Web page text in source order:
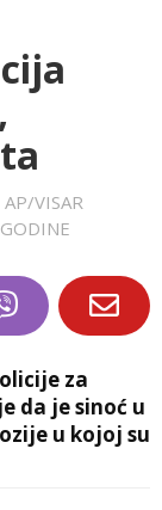
VISAR
za
da je sinoć u
u kojoj su